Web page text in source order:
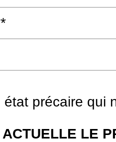
précaire qui
ACTUELLE LE